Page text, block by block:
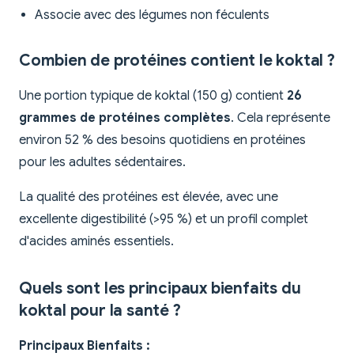
Associe avec des légumes non féculents
Combien de protéines contient le koktal ?
Une portion typique de koktal (150 g) contient 26
grammes de protéines complètes. Cela représente
environ 52 % des besoins quotidiens en protéines
pour les adultes sédentaires.
La qualité des protéines est élevée, avec une
excellente digestibilité (>95 %) et un profil complet
d'acides aminés essentiels.
Quels sont les principaux bienfaits du
koktal pour la santé ?
Principaux Bienfaits :